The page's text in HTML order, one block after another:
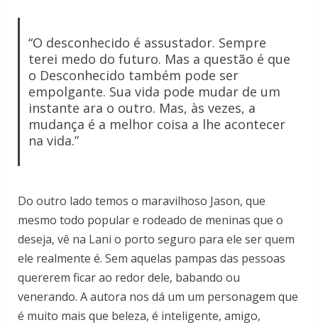
“O desconhecido é assustador. Sempre
terei medo do futuro. Mas a questão é que
o Desconhecido também pode ser
empolgante. Sua vida pode mudar de um
instante ara o outro. Mas, às vezes, a
mudança é a melhor coisa a lhe acontecer
na vida.”
Do outro lado temos o maravilhoso Jason, que
mesmo todo popular e rodeado de meninas que o
deseja, vê na Lani o porto seguro para ele ser quem
ele realmente é. Sem aquelas pampas das pessoas
quererem ficar ao redor dele, babando ou
venerando. A autora nos dá um um personagem que
é muito mais que beleza, é inteligente, amigo,